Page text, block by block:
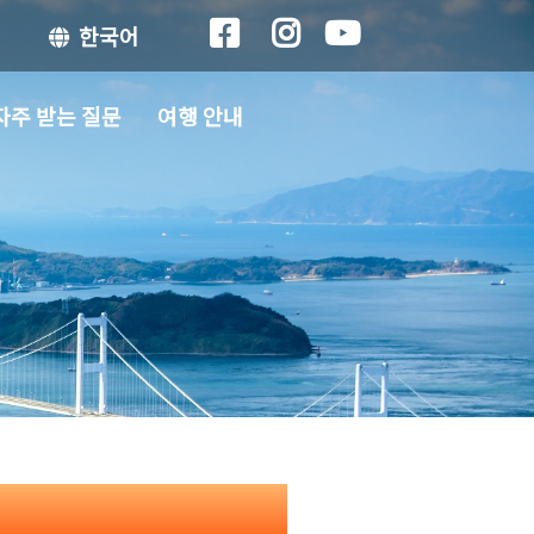
한국어
주 받는 질문 여행 안내